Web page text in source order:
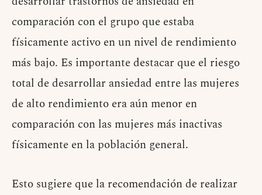
comparación con el grupo que estaba
físicamente activo en un nivel de rendimiento
más bajo. Es importante destacar que el riesgo
total de desarrollar ansiedad entre las mujeres
de alto rendimiento era aún menor en
comparación con las mujeres más inactivas
físicamente en la población general.
Esto sugiere que la recomendación de realizar